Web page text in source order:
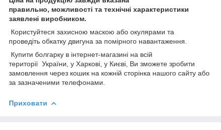
правильно, можливості та технічні характеристики
заявлені виробником.
Користуйтеся захисною маскою або окулярами та
проведіть обкатку двигуна за помірного навантаження.
Купити болгарку в інтернет-магазині на всій
території України, у Харкові, у Києві, Ви зможете зробити
замовлення через кошик на кожній сторінка нашого сайту або
за зазначеними телефонами.
Приховати